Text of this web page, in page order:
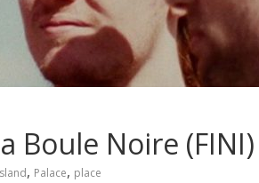
Boule Noire (FINI)
, Palace, place